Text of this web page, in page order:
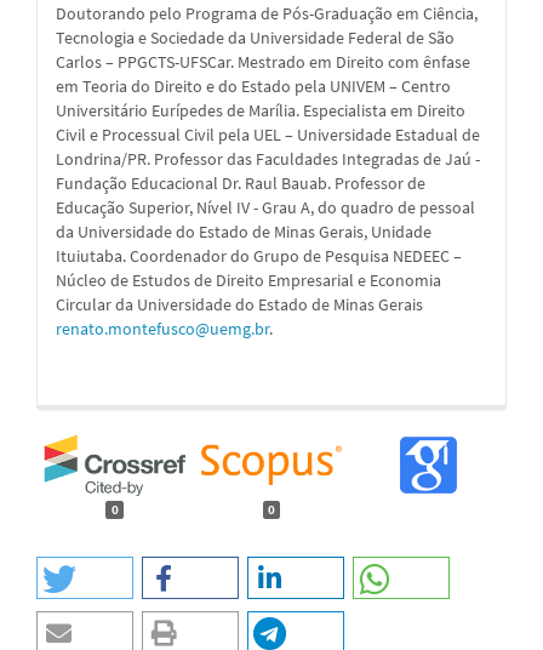
Doutorando pelo Programa de Pós-Graduação em Ciência,
Tecnologia e Sociedade da Universidade Federal de São
Carlos – PPGCTS-UFSCar. Mestrado em Direito com ênfase
em Teoria do Direito e do Estado pela UNIVEM – Centro
Universitário Eurípedes de Marília. Especialista em Direito
Civil e Processual Civil pela UEL – Universidade Estadual de
Londrina/PR. Professor das Faculdades Integradas de Jaú -
Fundação Educacional Dr. Raul Bauab. Professor de
Educação Superior, Nível IV - Grau A, do quadro de pessoal
da Universidade do Estado de Minas Gerais, Unidade
Ituiutaba. Coordenador do Grupo de Pesquisa NEDEEC –
Núcleo de Estudos de Direito Empresarial e Economia
Circular da Universidade do Estado de Minas Gerais
renato.montefusco@uemg.br.
0 0